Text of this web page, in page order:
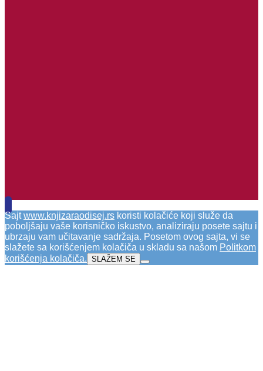
Sajtwww.knjizaraodisej.rs koristi kolačiće koji služe da
poboljšaju vaše korisničko iskustvo, analiziraju posete sajtu i
ubrzaju vam učitavanje sadržaja. Posetom ovog sajta, vi se
slažete sa korišćenjem kolačiča u skladu sa našom Politkom
korišćenja kolačiča. SLAŽEM SE